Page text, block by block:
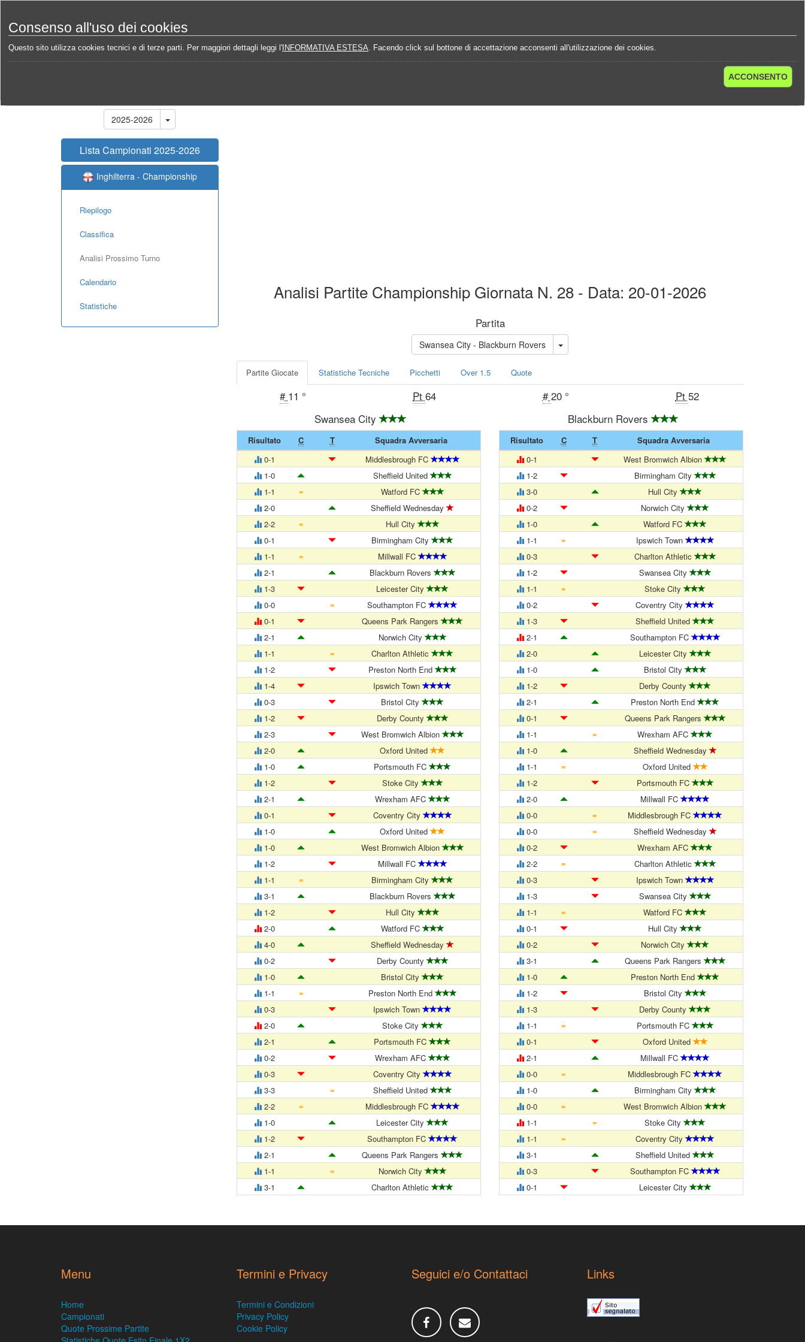
Consenso all'uso dei cookies
Questo sito utilizza cookies tecnici e di terze parti. Per maggiori dettagli leggi l' INFORMATIVA ESTESA. Facendo click sul bottone di accettazione acconsenti all'utilizzazione dei cookies.
ACCONSENTO
Home Campionati Inghilterra - Championship 2025-2026 Analisi Prossimo Turno
2025-2026
Lista Campionati 2025-2026
Inghilterra - Championship
Riepilogo
Classifica
Analisi Prossimo Turno
Calendario
Statistiche
Analisi Partite Championship Giornata N. 28 - Data: 20-01-2026
Partita
Swansea City - Blackburn Rovers
Partite Giocate Statistiche Tecniche Picchetti Over 1.5 Quote
# 11 ° Pt64
Swansea City
Risultato C T
Squadra Avversaria
0-1
Middlesbrough FC
1-0
Sheffield United
1-1
=
Watford FC
2-0
Sheffield Wednesday
2-2
=
Hull City
0-1
Birmingham City
1-1
=
Millwall FC
2-1
Blackburn Rovers
1-3
Leicester City
0-0
=
Southampton FC
0-1
Queens Park Rangers
2-1
Norwich City
1-1
=
Charlton Athletic
1-2
Preston North End
1-4
Ipswich Town
0-3
Bristol City
1-2
Derby County
2-3
West Bromwich Albion
2-0
Oxford United
1-0
Portsmouth FC
1-2
Stoke City
2-1
Wrexham AFC
0-1
Coventry City
1-0
Oxford United
1-0
West Bromwich Albion
1-2
Millwall FC
1-1
=
Birmingham City
3-1
Blackburn Rovers
1-2
Hull City
2-0
Watford FC
4-0
Sheffield Wednesday
0-2
Derby County
1-0
Bristol City
1-1
=
Preston North End
0-3
Ipswich Town
2-0
Stoke City
2-1
Portsmouth FC
0-2
Wrexham AFC
0-3
Coventry City
3-3
=
Sheffield United
2-2
=
Middlesbrough FC
1-0
Leicester City
1-2
Southampton FC
2-1
Queens Park Rangers
1-1
=
Norwich City
3-1
Charlton Athletic
#20 ° Pt 52
Blackburn Rovers
Risultato C T
Squadra Avversaria
0-1
West Bromwich Albion
1-2
Birmingham City
3-0
Hull City
0-2
Norwich City
1-0
Watford FC
1-1
=
Ipswich Town
0-3
Charlton Athletic
1-2
Swansea City
1-1
=
Stoke City
0-2
Coventry City
1-3
Sheffield United
2-1
Southampton FC
2-0
Leicester City
1-0
Bristol City
1-2
Derby County
2-1
Preston North End
0-1
Queens Park Rangers
1-1
=
Wrexham AFC
1-0
Sheffield Wednesday
1-1
=
Oxford United
1-2
Portsmouth FC
2-0
Millwall FC
0-0
=
Middlesbrough FC
0-0
=
Sheffield Wednesday
0-2
Wrexham AFC
2-2
=
Charlton Athletic
0-3
Ipswich Town
1-3
Swansea City
1-1
=
Watford FC
0-1
Hull City
0-2
Norwich City
3-1
Queens Park Rangers
1-0
Preston North End
1-2
Bristol City
1-3
Derby County
1-1
=
Portsmouth FC
0-1
Oxford United
2-1
Millwall FC
0-0
=
Middlesbrough FC
1-0
Birmingham City
0-0
=
West Bromwich Albion
1-1
=
Stoke City
1-1
=
Coventry City
3-1
Sheffield United
0-3
Southampton FC
0-1
Leicester City
Menu
Home
Campionati
Quote Prossime Partite
Termini e Privacy
Termini e Condizioni
Privacy Policy
Cookie Policy
Seguici e/o Contattaci Links